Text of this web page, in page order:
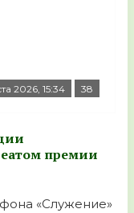
2026, 15:34 38
премии
«Служение»